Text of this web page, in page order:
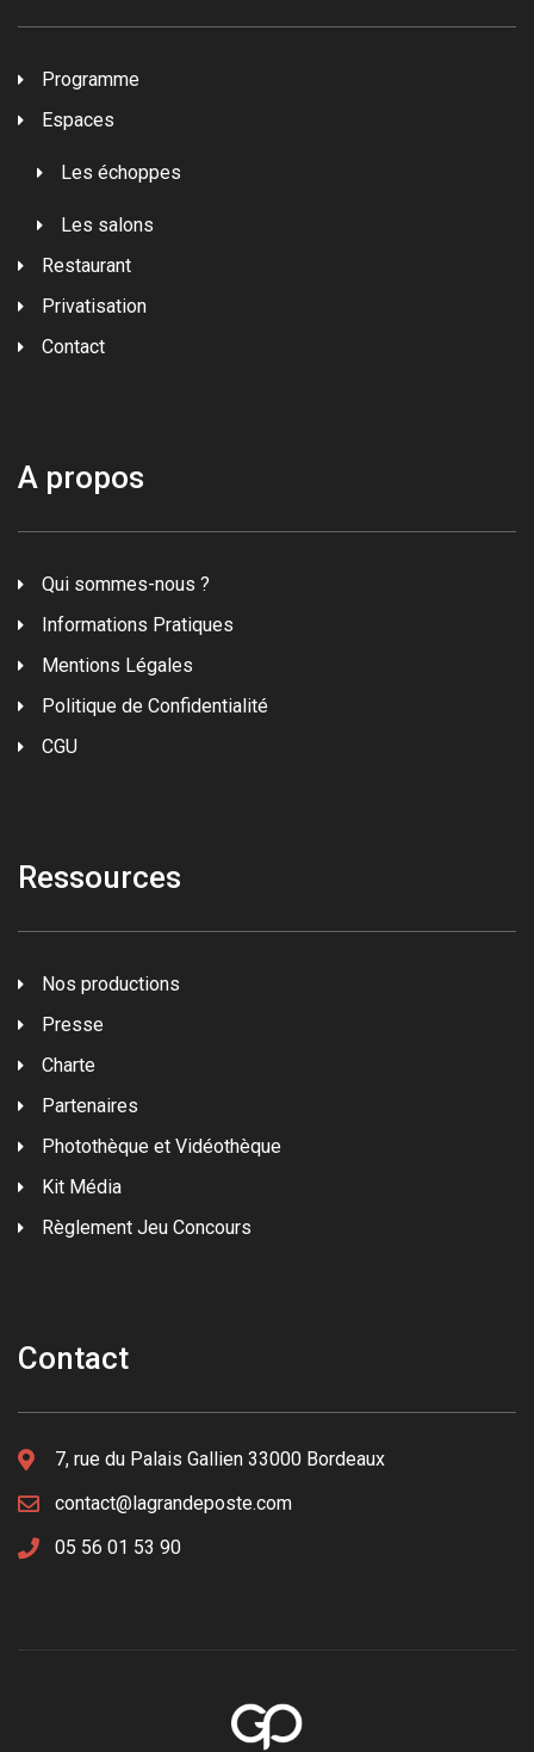
Programme
Espaces
Les échoppes
Les salons
Restaurant
Privatisation
Contact
A propos
Qui sommes-nous ?
Informations Pratiques
Mentions Légales
Politique de Confidentialité
CGU
Ressources
Nos productions
Presse
Charte
Partenaires
Photothèque et Vidéothèque
Kit Média
Règlement Jeu Concours
Contact
7, rue du Palais Gallien 33000 Bordeaux
contact@lagrandeposte.com
05 56 01 53 90